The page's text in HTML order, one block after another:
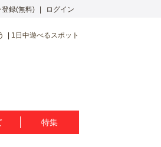
録(無料) ログイン
1日中遊べるスポット
特集